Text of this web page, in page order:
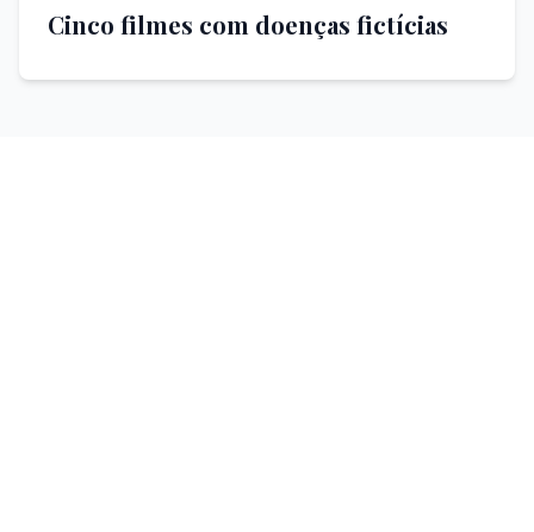
Cinco filmes com doenças fictícias